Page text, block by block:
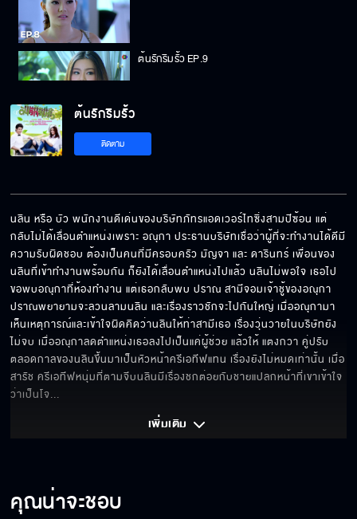
ต้นรักริมรั้ว EP.9
ต้นรักริมรั้ว EP.10
ต้นรักริมรั้ว
ติดตาม
นลิน หรือ บัว พนักงานดีเด่นของบริษัทภัทรแอดเวอร์ไทซิ่งสามปีซ้อน แต่
กลับไม่ได้เลื่อนตำแหน่งเพราะ อณุกา ประธานบริษัทเชื่อว่าผู้ที่จะทำงานได้ดีมี
ความรับผิดชอบ ต้องเป็นคนที่มีครอบครัว มัญจา และ ดารินทร์ เพื่อนของ
นลินที่เข้าทำงานพร้อมกัน ก็ยังได้เลื่อนตำแหน่งไปแล้ว นลินไม่พอใจ เธอไป
ขอพบอณุกาที่ห้องทำงาน แต่เธอกลับพบ ปราณ สามีจอมเจ้าชู้ของอณุกา
ปราณพยายามจะลวนลามนลิน และเรื่องราวชักจะไปกันใหญ่ เมื่ออณุกามา
เห็นเหตุการณ์และเข้าใจผิดคิดว่านลินให้ท่าสามีเธอ เรื่องวุ่นวายในบริษัทยัง
ไม่จบ เมื่ออณุกาลดตำแหน่งเธอลงไปเป็นแค่ผู้ช่วย แล้วให้ แตงกวา คู่ปรับ
ตลอดกาลของนลินขึ้นมาเป็นหัวหน้าครีเอทีฟแทน เรื่องยังไม่หมดเท่านั้น เมื่อ
สารัช ครีเอทีฟหนุ่มที่ตามจีบนลินมีเรื่องชกต่อยกับชายแปลกหน้าที่เขาเข้าใจ
ว่าเป็นโจ...
เพิ่มเติม
คุณน่าจะชอบ